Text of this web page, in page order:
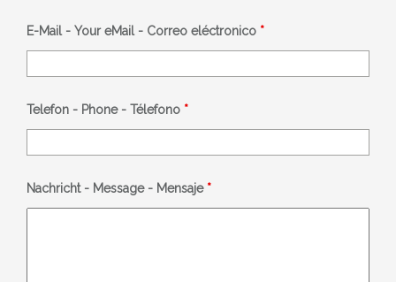
E-Mail - Your eMail - Correo eléctronico *
Telefon - Phone - Télefono *
Nachricht - Message - Mensaje *